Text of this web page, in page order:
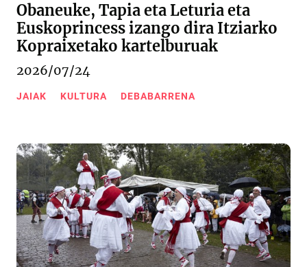
Obaneuke, Tapia eta Leturia eta
Euskoprincess izango dira Itziarko
Kopraixetako kartelburuak
2026/07/24
JAIAK KULTURA DEBABARRENA